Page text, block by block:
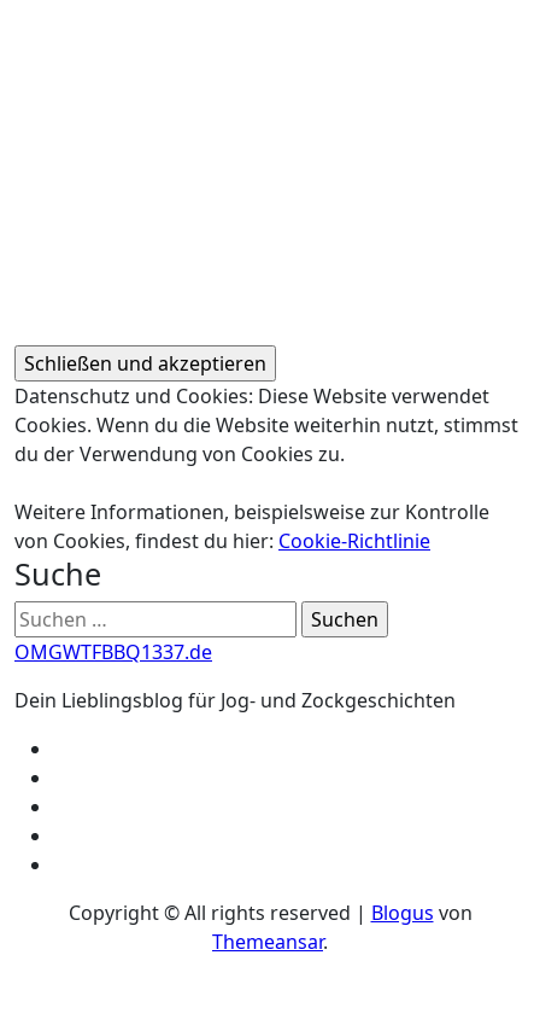
Datenschutz und Cookies: Diese Website verwendet
Cookies. Wenn du die Website weiterhin nutzt, stimmst
du der Verwendung von Cookies zu.
Weitere Informationen, beispielsweise zur Kontrolle
von Cookies, findest du hier: Cookie-Richtlinie
Suche
Suchen
nach:
OMGWTFBBQ1337.de
Dein Lieblingsblog für Jog- und Zockgeschichten
Copyright © All rights reserved | Blogus von
Themeansar.